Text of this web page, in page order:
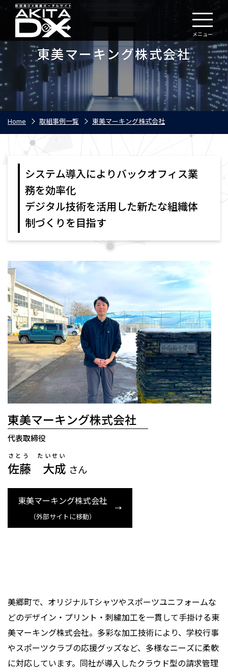
メニュー
東美マーキング株式会社
Home 取組事例一覧 東美マーキング株式会社
システム導入によりバックオフィス業
務を効率化
デジタル技術を活用した新たな組織体
制づくりを目指す
東美マーキング株式会社
代表取締役
佐藤 大成
さとう たいせい
さん
東美マーキング株式会社
（外部サイトに移動）
美郷町で、オリジナルTシャツやスポーツユニフォームな
どのデザイン・プリント・刺繍加工を一貫して手掛ける東
美マーキング株式会社。多彩な加工技術により、学校行事
やスポーツクラブの応援グッズなど、多様なニーズに柔軟
に対応しています。同社が導入したクラウド型の請求管理